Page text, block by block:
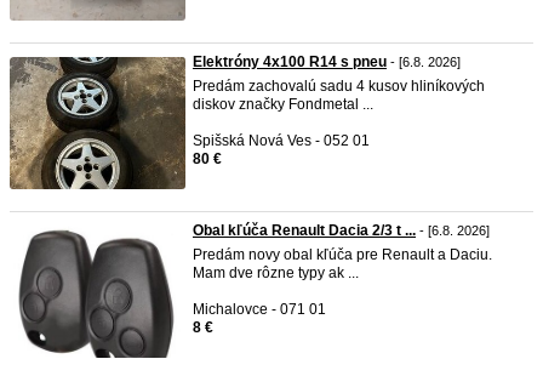
Elektróny 4x100 R14 s pneu - [6.8. 2026]
Predám zachovalú sadu 4 kusov hliníkových
diskov značky Fondmetal ...
Spišská Nová Ves - 052 01
80 €
Obal kľúča Renault Dacia 2/3 t ... - [6.8. 2026]
Predám novy obal kľúča pre Renault a Daciu.
Mam dve rôzne typy ak ...
Michalovce - 071 01
8 €